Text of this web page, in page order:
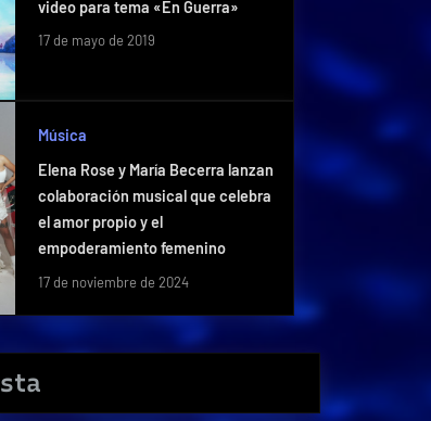
video para tema «En Guerra»
17 de mayo de 2019
Música
Elena Rose y María Becerra lanzan
colaboración musical que celebra
el amor propio y el
empoderamiento femenino
17 de noviembre de 2024